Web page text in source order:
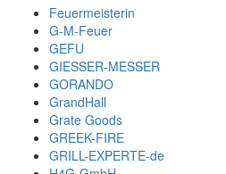
Feuermeisterin
G-M-Feuer
GEFU
GIESSER-MESSER
GORANDO
GrandHall
Grate Goods
GREEK-FIRE
GRILL-EXPERTE-de